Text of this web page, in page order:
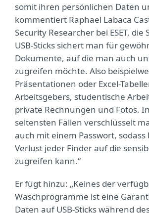
somit ihren persönlichen Daten
kommentiert Raphael Labaca
Security Researcher bei ESET, die
USB-Sticks sichert man für
Dokumente, auf die man auch
zugreifen möchte. Also
Präsentationen oder Excel-
Arbeitsgebers, studentische
private Rechnungen und Fotos.
seltensten Fällen verschlüsselt
auch mit einem Passwort, sodass
Verlust jeder Finder auf die
zugreifen kann.“
Er fügt hinzu: „Keines der
Waschprogramme ist eine
Daten auf USB-Sticks während